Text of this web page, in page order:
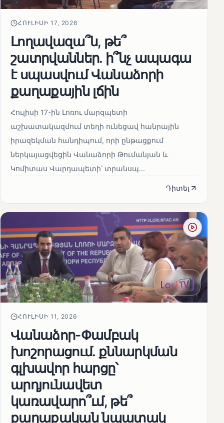
ՀՈՒԼԻՍԻ 17, 2026
Լողավազա՞ն, թե՞
շատրվաններ. ի՞նչ ապագա
է սպասվում Վանաձորի
քաղաքային լճին
Հուլիսի 17-ին Լոռու մարզպետի
աշխատակազմում տեղի ունեցավ հանրային
իրազեկման հանդիպում, որի ընթացքում
ներկայացվեցին Վանաձորի Թումանյան և
Կոմիտաս Վարդապետի՝ տրանսպ...
Դիտել
ՀՈՒԼԻՍԻ 11, 2026
Վանաձոր-Փամբակ
խոշորացում. քննարկման
գլխավոր հարցը՝
արդյունավետ
կառավարո՞ւմ, թե՞
քաղաքական նպատակ